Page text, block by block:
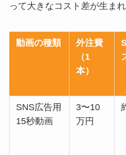
って大きなコスト差が生まれ
動画の種類
外注費
（1
本）
SNS広告用
15秒動画
3〜10
万円